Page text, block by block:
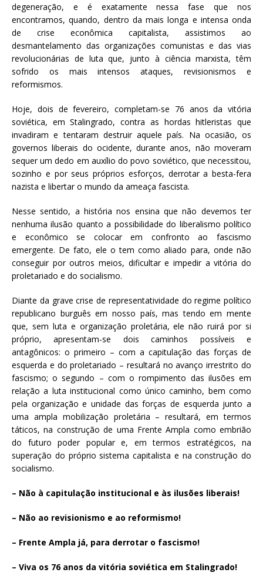
degeneração, e é exatamente nessa fase que nos
encontramos, quando, dentro da mais longa e intensa onda
de crise econômica capitalista, assistimos ao
desmantelamento das organizações comunistas e das vias
revolucionárias de luta que, junto à ciência marxista, têm
sofrido os mais intensos ataques, revisionismos e
reformismos.
Hoje, dois de fevereiro, completam-se 76 anos da vitória
soviética, em Stalingrado, contra as hordas hitleristas que
invadiram e tentaram destruir aquele país. Na ocasião, os
governos liberais do ocidente, durante anos, não moveram
sequer um dedo em auxílio do povo soviético, que necessitou,
sozinho e por seus próprios esforços, derrotar a besta-fera
nazista e libertar o mundo da ameaça fascista.
Nesse sentido, a história nos ensina que não devemos ter
nenhuma ilusão quanto a possibilidade do liberalismo político
e econômico se colocar em confronto ao fascismo
emergente. De fato, ele o tem como aliado para, onde não
conseguir por outros meios, dificultar e impedir a vitória do
proletariado e do socialismo.
Diante da grave crise de representatividade do regime político
republicano burguês em nosso país, mas tendo em mente
que, sem luta e organização proletária, ele não ruirá por si
próprio, apresentam-se dois caminhos possíveis e
antagônicos: o primeiro – com a capitulação das forças de
esquerda e do proletariado – resultará no avanço irrestrito do
fascismo; o segundo – com o rompimento das ilusões em
relação a luta institucional como único caminho, bem como
pela organização e unidade das forças de esquerda junto a
uma ampla mobilização proletária – resultará, em termos
táticos, na construção de uma Frente Ampla como embrião
do futuro poder popular e, em termos estratégicos, na
superação do próprio sistema capitalista e na construção do
socialismo.
– Não à capitulação institucional e às ilusões liberais!
– Não ao revisionismo e ao reformismo!
– Frente Ampla já, para derrotar o fascismo!
– Viva os 76 anos da vitória soviética em Stalingrado!